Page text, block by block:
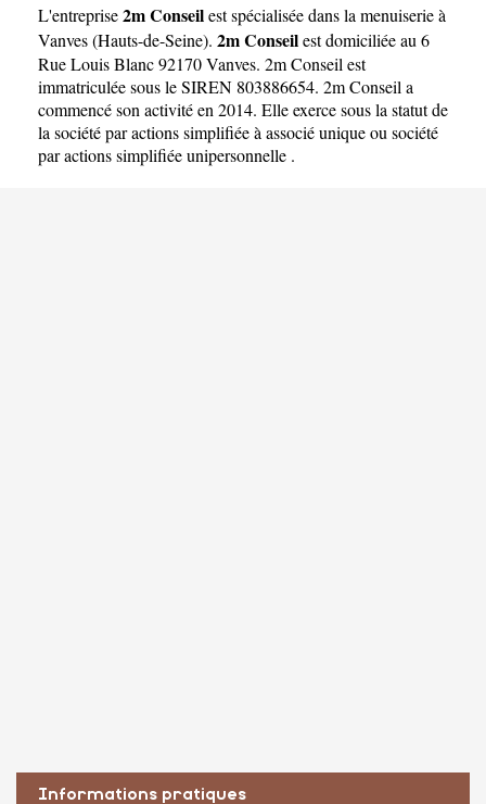
L'entreprise2m Conseilestspécialisée dans la menuiserie à
Vanves(Hauts-de-Seine). 2m Conseilest domiciliée au 6
Rue Louis Blanc 92170 Vanves. 2m Conseil est
immatriculée sous le SIREN 803886654. 2m Conseil a
commencé son activité en 2014. Elle exerce sous la statut de
la société par actions simplifiée à associé unique ou société
par actions simplifiée unipersonnelle .
Informations pratiques